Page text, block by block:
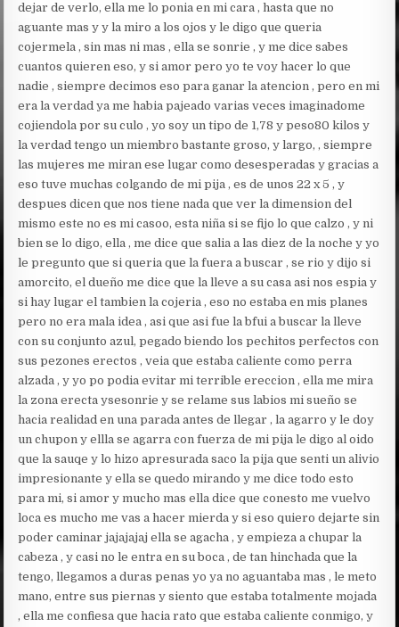
dejar de verlo, ella me lo ponia en mi cara , hasta que no
aguante mas y y la miro a los ojos y le digo que queria
cojermela , sin mas ni mas , ella se sonrie , y me dice sabes
cuantos quieren eso, y si amor pero yo te voy hacer lo que
nadie , siempre decimos eso para ganar la atencion , pero en mi
era la verdad ya me habia pajeado varias veces imaginadome
cojiendola por su culo , yo soy un tipo de 1,78 y peso80 kilos y
la verdad tengo un miembro bastante groso, y largo, , siempre
las mujeres me miran ese lugar como desesperadas y gracias a
eso tuve muchas colgando de mi pija , es de unos 22 x 5 , y
despues dicen que nos tiene nada que ver la dimension del
mismo este no es mi casoo, esta niña si se fijo lo que calzo , y ni
bien se lo digo, ella , me dice que salia a las diez de la noche y yo
le pregunto que si queria que la fuera a buscar , se rio y dijo si
amorcito, el dueño me dice que la lleve a su casa asi nos espia y
si hay lugar el tambien la cojeria , eso no estaba en mis planes
pero no era mala idea , asi que asi fue la bfui a buscar la lleve
con su conjunto azul, pegado biendo los pechitos perfectos con
sus pezones erectos , veia que estaba caliente como perra
alzada , y yo po podia evitar mi terrible ereccion , ella me mira
la zona erecta ysesonrie y se relame sus labios mi sueño se
hacia realidad en una parada antes de llegar , la agarro y le doy
un chupon y ellla se agarra con fuerza de mi pija le digo al oido
que la sauqe y lo hizo apresurada saco la pija que senti un alivio
impresionante y ella se quedo mirando y me dice todo esto
para mi, si amor y mucho mas ella dice que conesto me vuelvo
loca es mucho me vas a hacer mierda y si eso quiero dejarte sin
poder caminar jajajajaj ella se agacha , y empieza a chupar la
cabeza , y casi no le entra en su boca , de tan hinchada que la
tengo, llegamos a duras penas yo ya no aguantaba mas , le meto
mano, entre sus piernas y siento que estaba totalmente mojada
, ella me confiesa que hacia rato que estaba caliente conmigo, y